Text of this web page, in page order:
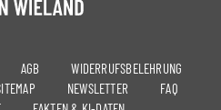
AGB
WIDERRUFSBELEHRUNG
NEWSLETTER
FAQ